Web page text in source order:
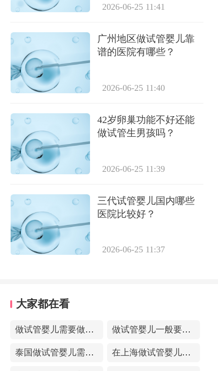
2026-06-25 11:41
广州地区做试管婴儿靠
谱的医院有哪些？
2026-06-25 11:40
42岁卵巢功能不好还能
做试管生男孩吗？
2026-06-25 11:39
三代试管婴儿国内哪些
医院比较好？
2026-06-25 11:37
大家都在看
做试管婴儿需要做输卵管造影吗？做试管前必要检查有哪些？ 做试管婴儿一般要用多少钱？高龄试管需要做几次？
泰国做试管婴儿需要多少钱？有试管婴儿套餐吗？ 在上海做试管婴儿一般费用多少？做一次就能成功怀上吗？